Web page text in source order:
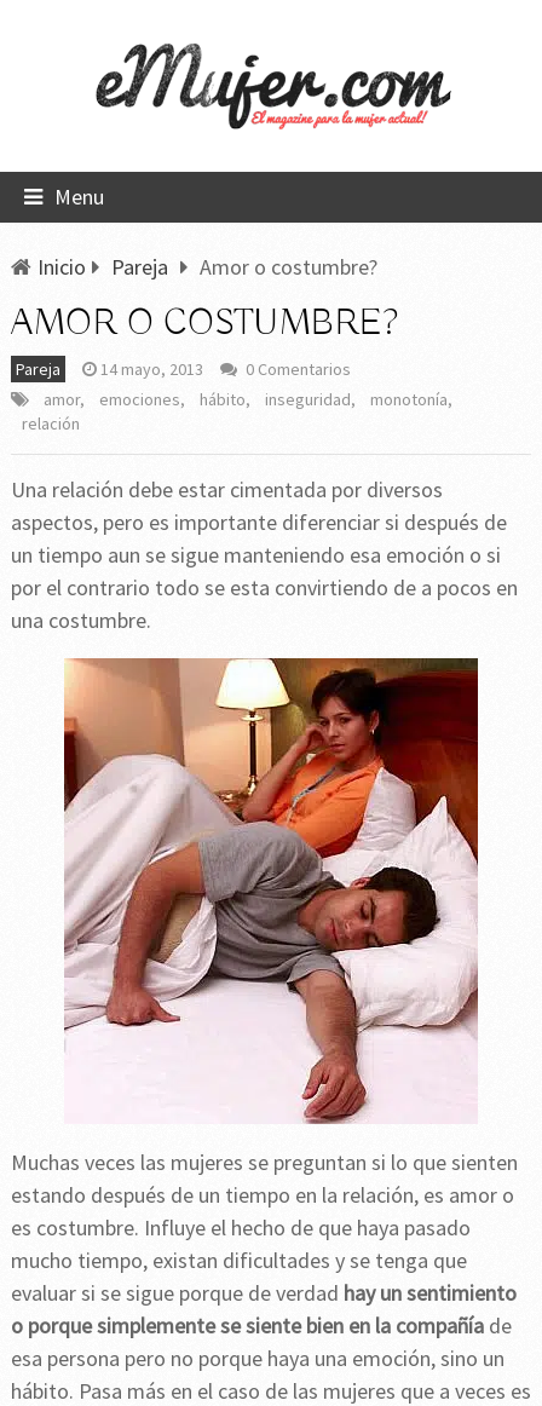
Menu
Inicio Pareja Amor o costumbre?
AMOR O COSTUMBRE?
Pareja 14 mayo, 2013
0 Comentarios
amor, emociones, hábito, inseguridad, monotonía,
relación
Una relación debe estar cimentada por diversos
aspectos, pero es importante diferenciar si después de
un tiempo aun se sigue manteniendo esa emoción o si
por el contrario todo se esta convirtiendo de a pocos en
una costumbre.
Muchas veces las mujeres se preguntan si lo que sienten
estando después de un tiempo en la relación, es amor o
es costumbre. Influye el hecho de que haya pasado
mucho tiempo, existan dificultades y se tenga que
evaluar si se sigue porque de verdad hay un sentimiento
o porque simplemente se siente bien en la compañíade
esa persona pero no porque haya una emoción, sino un
hábito. Pasa más en el caso de las mujeres que a veces es